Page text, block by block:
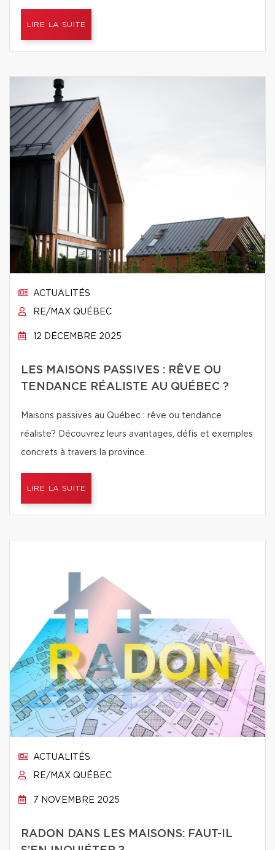
LIRE LA SUITE
ACTUALITÉS
RE/MAX QUÉBEC
12 DÉCEMBRE 2025
LES MAISONS PASSIVES : RÊVE OU
TENDANCE RÉALISTE AU QUÉBEC ?
Maisons passives au Québec : rêve ou tendance
réaliste? Découvrez leurs avantages, défis et exemples
concrets à travers la province.
LIRE LA SUITE
ACTUALITÉS
RE/MAX QUÉBEC
7 NOVEMBRE 2025
RADON DANS LES MAISONS: FAUT-IL